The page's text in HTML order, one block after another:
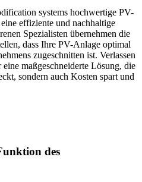
systems hochwertige PV-
effiziente und nachhaltige
Spezialisten übernehmen die
dass Ihre PV-Anlage optimal
zugeschnitten ist. Verlassen
maßgeschneiderte Lösung, die
sondern auch Kosten spart und
des